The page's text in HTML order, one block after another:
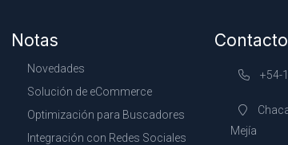
Notas
Novedades
Solución de eCommerce
Optimización para Buscadores
Integración con Redes Sociales
Contacto
+54-
Mejía